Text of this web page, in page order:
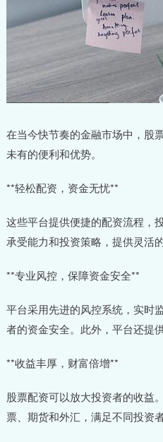
在当今快节奏的金融市场中，股
未有的便利和优势。
**轻松配资，资金无忧**
这些平台提供便捷的配资流程，
承受能力和投资策略，提供灵活
**专业风控，保障资金安全**
平台采用先进的风控系统，实时
者的资金安全。此外，平台还提
**收益丰厚，财富倍增**
股票配资可以放大投资者的收益
票、期货和外汇，满足不同投资